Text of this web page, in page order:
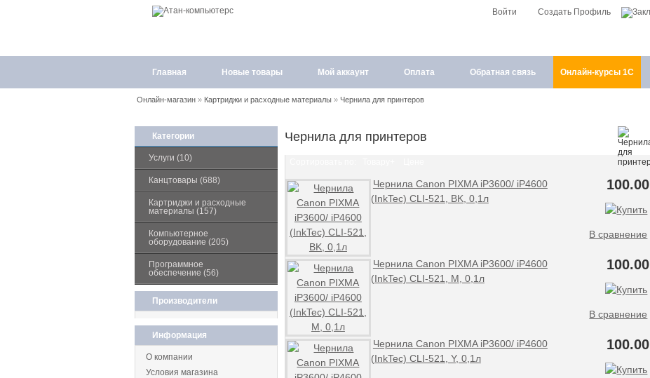
Войти Создать Профиль
Главная Новые товары Мой аккаунт Оплата Обратная связь Онлайн-курсы 1С
Онлайн-магазин» Картриджи и расходные материалы» Чернила для принтеров
Категории
Услуги (10)
Канцтовары (688)
Картриджи и расходные
материалы (157)
Компьютерное
оборудование (205)
Программное
обеспечение (56)
Производители
Информация
О компании
Условия магазина
Чернила для принтеров
Чернила Canon PIXMA iP3600/ iP4600
(InkTec) CLI-521, BK, 0,1л
100.00
В сравнение
Чернила Canon PIXMA iP3600/ iP4600
(InkTec) CLI-521, M, 0,1л
100.00
В сравнение
Чернила Canon PIXMA iP3600/ iP4600
(InkTec) CLI-521, Y, 0,1л
100.00